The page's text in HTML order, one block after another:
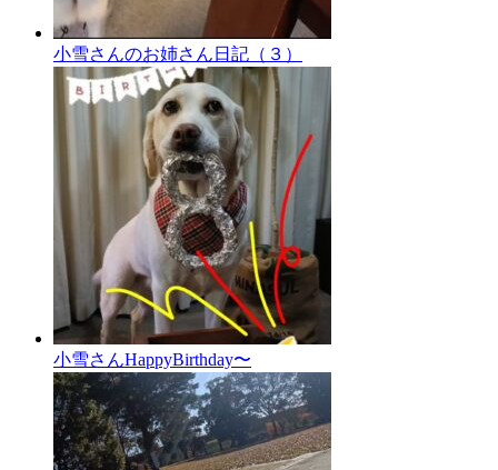
小雪さんのお姉さん日記（３）
小雪さんHappyBirthday〜